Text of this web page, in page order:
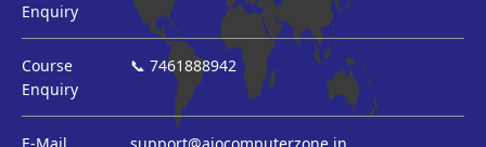
Enquiry
Course
Enquiry
📞 7461888942